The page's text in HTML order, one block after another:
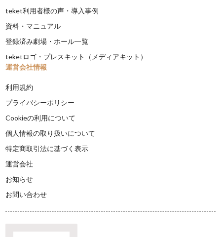
teket利用者様の声・導入事例
資料・マニュアル
登録済み劇場・ホール一覧
teketロゴ・プレスキット（メディアキット）
運営会社情報
利用規約
プライバシーポリシー
Cookieの利用について
個人情報の取り扱いについて
特定商取引法に基づく表示
運営会社
お知らせ
お問い合わせ